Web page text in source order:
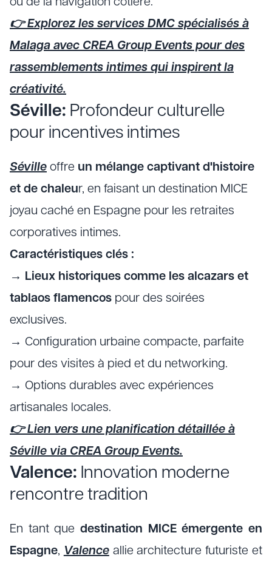
ou de la navigation côtière.
👉 Explorez les services DMC spécialisés à
Malaga avec CREA Group Events pour des
rassemblements intimes qui inspirent la
créativité.
Séville: Profondeur culturelle
pour incentives intimes
Séville offre un mélange captivant d'histoire
et de chaleur, en faisant un destination MICE
joyau caché en Espagne pour les retraites
corporatives intimes.
Caractéristiques clés :
→ Lieux historiques comme les alcazars et
tablaos flamencos pour des soirées
exclusives.
→ Configuration urbaine compacte, parfaite
pour des visites à pied et du networking.
→ Options durables avec expériences
artisanales locales.
👉 Lien vers une planification détaillée à
Séville via CREA Group Events.
Valence: Innovation moderne
rencontre tradition
En tant que destination MICE émergente en
Espagne, Valenceallie architecture futuriste et